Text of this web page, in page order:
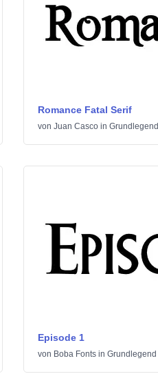
Romance Fatal Serif
von Juan Cascoin Grundlegend
Episode 1
von Boba Fontsin Grundlegend